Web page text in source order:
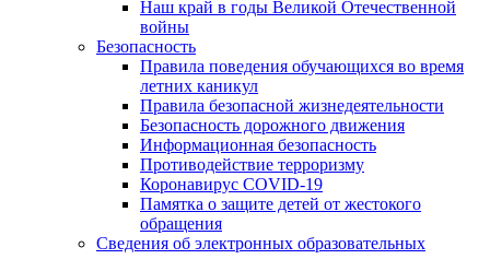
Наш край в годы Великой Отечественной
войны
Безопасность
Правила поведения обучающихся во время
летних каникул
Правила безопасной жизнедеятельности
Безопасность дорожного движения
Информационная безопасность
Противодействие терроризму
Коронавирус COVID-19
Памятка о защите детей от жестокого
обращения
Сведения об электронных образовательных